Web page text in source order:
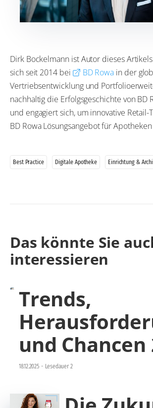
Dirk Bockelmann ist Autor dieses
sich seit 2014 bei
BD Rowa in der
Vertriebsentwicklung und
nachhaltig die Erfolgsgeschichte von BD
und engagiert sich, um innovative Retail-
BD Rowa Lösungsangebot für
Best Practice Digitale Apotheke Einrichtung &
Das könnte Sie
interessieren
Trends,
und Chancen
18.12.2025 - Lesedauer 2